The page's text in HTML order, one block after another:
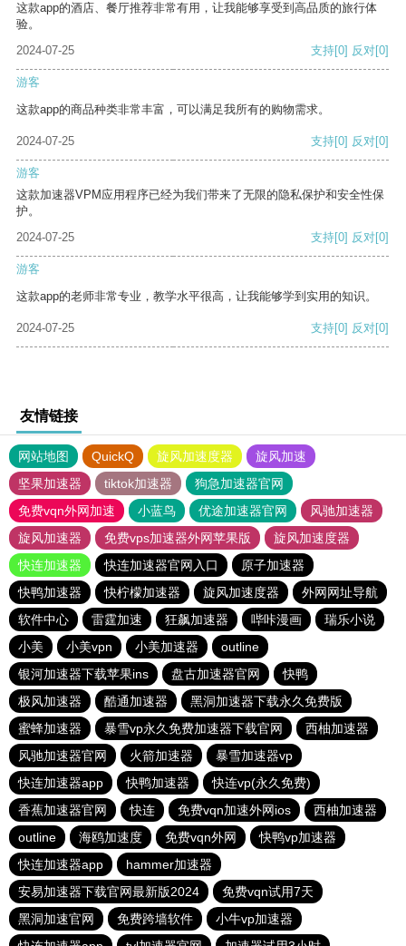
这款app的酒店、餐厅推荐非常有用，让我能够享受到高品质的旅行体
验。
2024-07-25
支持[0] 反对[0]
游客
这款app的商品种类非常丰富，可以满足我所有的购物需求。
2024-07-25 支持[0] 反对[0]
游客
这款加速器VPM应用程序已经为我们带来了无限的隐私保护和安全性保
护。
2024-07-25
支持[0] 反对[0]
游客
这款app的老师非常专业，教学水平很高，让我能够学到实用的知识。
2024-07-25 支持[0] 反对[0]
友情链接
网站地图 QuickQ 旋风加速度器
旋风加速
坚果加速器
tiktok加速器
狗急加速器官网
免费vqn外网加速
小蓝鸟 优途加速器官网
风驰加速器
旋风加速器
免费vps加速器外网苹果版
旋风加速度器
快连加速器
快连加速器官网入口
原子加速器
快鸭加速器
快柠檬加速器 旋风加速度器
外网网址导航
软件中心
雷霆加速 狂飙加速器 哔咔漫画
瑞乐小说
小美
小美vpn 小美加速器
outline
银河加速器下载苹果ins
盘古加速器官网
快鸭
极风加速器
酷通加速器
黑洞加速器下载永久免费版
蜜蜂加速器
暴雪vp永久免费加速器下载官网
西柚加速器
风驰加速器官网
火箭加速器
暴雪加速器vp
快连加速器app
快鸭加速器
快连vp(永久免费)
香蕉加速器官网
快连 免费vqn加速外网ios
西柚加速器
outline
海鸥加速度 免费vqn外网
快鸭vp加速器
快连加速器app
hammer加速器
安易加速器下载官网最新版2024
免费vqn试用7天
黑洞加速官网
免费跨墙软件
小牛vp加速器